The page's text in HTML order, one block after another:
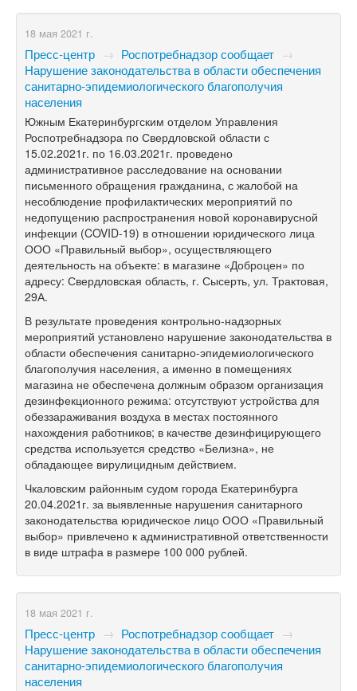
18 мая 2021 г.
Пресс-центр → Роспотребнадзор сообщает →
Нарушение законодательства в области обеспечения
санитарно-эпидемиологического благополучия
населения
Южным Екатеринбургским отделом Управления
Роспотребнадзора по Свердловской области с
15.02.2021г. по 16.03.2021г. проведено
административное расследование на основании
письменного обращения гражданина, с жалобой на
несоблюдение профилактических мероприятий по
недопущению распространения новой коронавирусной
инфекции (COVID-19) в отношении юридического лица
ООО «Правильный выбор», осуществляющего
деятельность на объекте: в магазине «Доброцен» по
адресу: Свердловская область, г. Сысерть, ул. Трактовая,
29А.
В результате проведения контрольно-надзорных
мероприятий установлено нарушение законодательства в
области обеспечения санитарно-эпидемиологического
благополучия населения, а именно в помещениях
магазина не обеспечена должным образом организация
дезинфекционного режима: отсутствуют устройства для
обеззараживания воздуха в местах постоянного
нахождения работников; в качестве дезинфицирующего
средства используется средство «Белизна», не
обладающее вирулицидным действием.
Чкаловским районным судом города Екатеринбурга
20.04.2021г. за выявленные нарушения санитарного
законодательства юридическое лицо ООО «Правильный
выбор» привлечено к административной ответственности
в виде штрафа в размере 100 000 рублей.
18 мая 2021 г.
Пресс-центр → Роспотребнадзор сообщает →
Нарушение законодательства в области обеспечения
санитарно-эпидемиологического благополучия
населения